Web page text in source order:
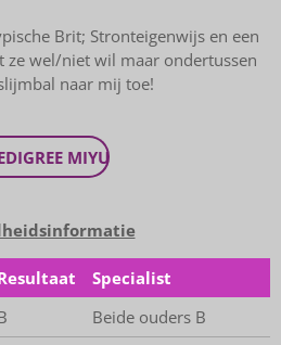
Brit; Stronteigenwijs en een
ze wel/niet wil maar ondertussen
naar mij toe!
MIYU
Specialist
Beide ouders B